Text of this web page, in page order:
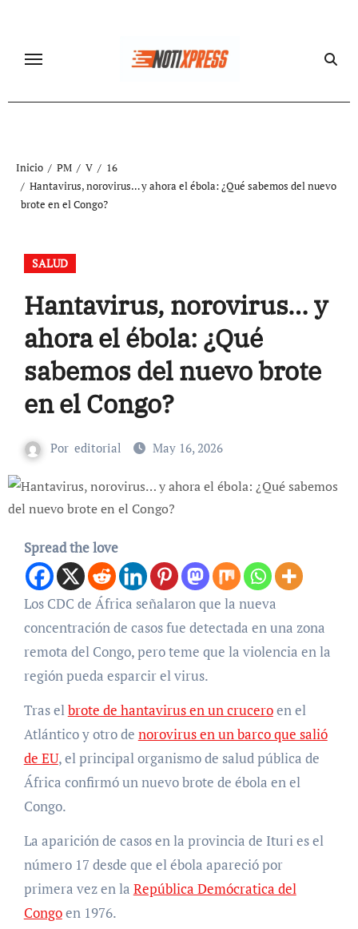
contenido
Inicio PM V
16
Hantavirus, norovirus… y ahora el ébola: ¿Qué sabemos del nuevo
brote en el Congo?
SALUD
Hantavirus, norovirus… y
ahora el ébola: ¿Qué
sabemos del nuevo brote
en el Congo?
Por editorial May 16, 2026
Spread the love
Los CDC de África señalaron que la nueva
concentración de casos fue detectada en una zona
remota del Congo, pero teme que la violencia en la
región pueda esparcir el virus.
Tras elbrote de hantavirus en un cruceroen el
Atlántico y otro de norovirus en un barco que salió
de EU, el principal organismo de salud pública de
África confirmó un nuevo brote de ébola en el
Congo.
La aparición de casos en la provincia de Ituri es el
número 17 desde que el ébola apareció por
primera vez en la República Demócratica del
Congoen 1976.